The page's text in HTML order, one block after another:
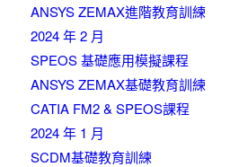
ANSYS ZEMAX進階教育訓練
2024 年 2 月
SPEOS 基礎應用模擬課程
ANSYS ZEMAX基礎教育訓練
CATIA FM2 & SPEOS課程
2024 年 1 月
SCDM基礎教育訓練